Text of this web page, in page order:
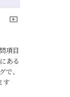
項目
ある
で、
す